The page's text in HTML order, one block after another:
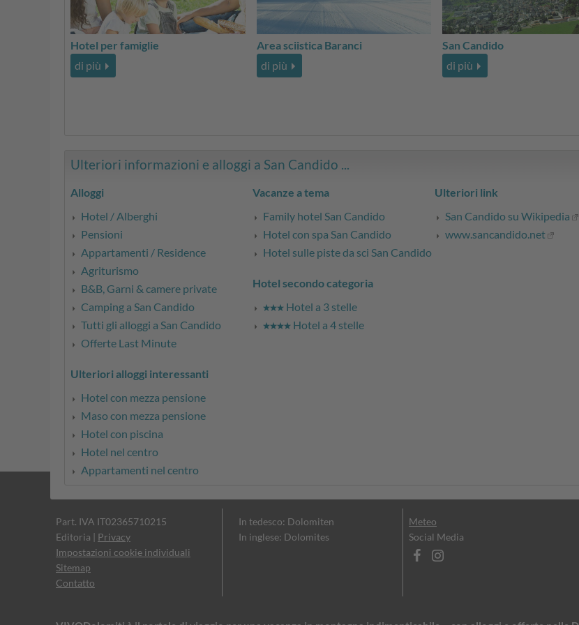
Hotel per famiglie
di più
Area sciistica Baranci
di più
San Candido
di più
Ulteriori informazioni e alloggi a San Candido ...
Alloggi
Hotel / Alberghi
Pensioni
Appartamenti / Residence
Agriturismo
B&B, Garni & camere private
Camping a San Candido
Tutti gli alloggi a San Candido
Offerte Last Minute
Ulteriori alloggi interessanti
Hotel con mezza pensione
Maso con mezza pensione
Hotel con piscina
Hotel nel centro
Appartamenti nel centro
Vacanze a tema
Family hotel San Candido
Hotel con spa San Candido
Hotel sulle piste da sci San Candido
Hotel secondo categoria
Hotel a 3 stelle
Hotel a 4 stelle
Ulteriori link
San Candido su Wikipedia
www.sancandido.net
Part. IVA IT02365710215
Editoria | Privacy
Impostazioni cookie individuali
Sitemap
Contatto
In tedesco: Dolomiten
In inglese: Dolomites
Meteo
Social Media